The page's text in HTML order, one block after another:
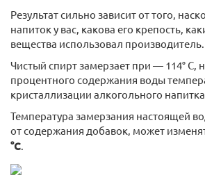
Результат сильно зависит от того,
напиток у вас, какова его крепость,
вещества использовал производитель.
Чистый спирт замерзает при — 114° C,
процентного содержания воды
кристаллизации алкогольного
Температура замерзания настоящей
от содержания добавок, может
°C.